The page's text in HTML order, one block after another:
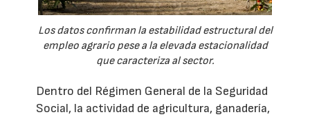
Los datos confirman la estabilidad estructural del
empleo agrario pese a la elevada estacionalidad
que caracteriza al sector.
Dentro del Régimen General de la Seguridad
Social, la actividad de agricultura, ganadería,